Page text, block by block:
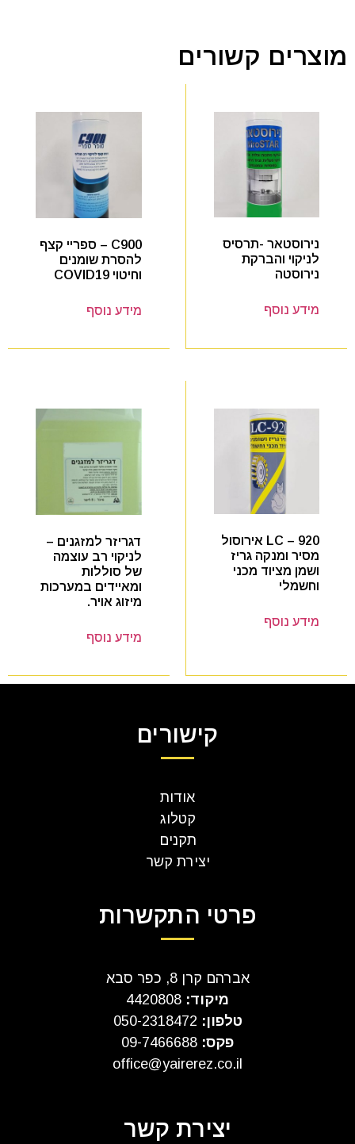
מוצרים קשורים
נירוסטאר -תרסיס
לניקוי והברקת
נירוסטה
מידע נוסף
C900 – ספריי קצף
להסרת שומנים
וחיטוי COVID19
מידע נוסף
LC – 920 אירוסול
מסיר ומנקה גריז
ושמן מציוד מכני
וחשמלי
מידע נוסף
דגריזר למזגנים –
לניקוי רב עוצמה
של סוללות
ומאיידים במערכות
מיזוג אויר.
מידע נוסף
קישורים
אודות
קטלוג
תקנים
יצירת קשר
פרטי התקשרות
אברהם קרן 8, כפר סבא
מיקוד:
טלפון:
פקס: 09-7466688
office@yairerez.co.il
יצירת קשר